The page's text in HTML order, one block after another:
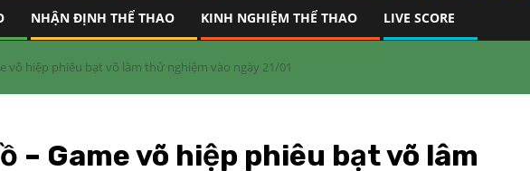
NHẬN ĐỊNH THỂ THAO KINH NGHIỆM THỂ THAO LIVE SCORE
võ hiệp phiêu bạt võ lâm thử nghiệm vào ngày 21/01
– Game võ hiệp phiêu bạt võ lâm